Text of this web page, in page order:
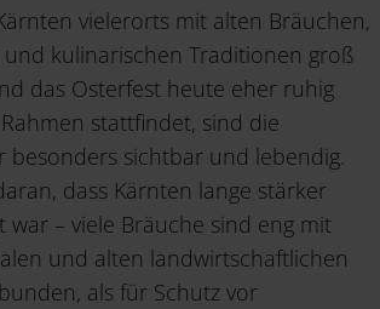
vielerorts mit alten Bräuchen,
und kulinarischen Traditionen groß
das Osterfest heute eher ruhig
stattfindet, sind die
besonders sichtbar und lebendig.
dass Kärnten lange stärker
war – viele Bräuche sind eng mit
und alten landwirtschaftlichen
als für Schutz vor